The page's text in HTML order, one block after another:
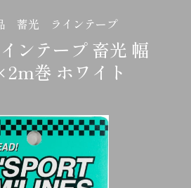
蓄光 ラインテープ
ンテープ 畜光 幅
巻 ホワイト